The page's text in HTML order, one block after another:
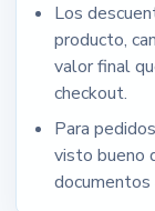
Los
producto,
valor final
checkout.
Para
visto bueno
documentos